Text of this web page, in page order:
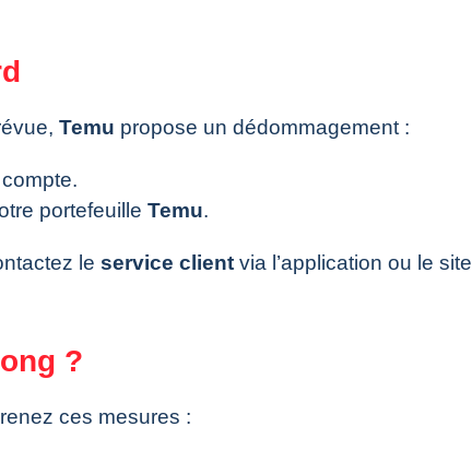
Temu propose un dédommagement :
portefeuille Temu.
le service client via l’application ou le site
?
ces mesures :